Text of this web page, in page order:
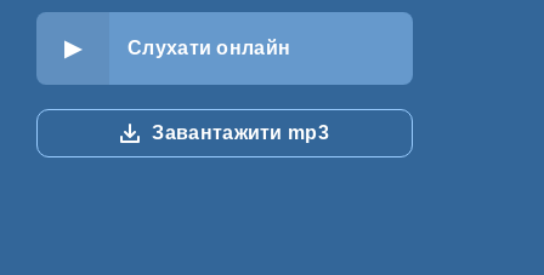
Слухати онлайн
Завантажити mp3